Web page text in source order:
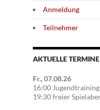
Anmeldung
Teilnehmer
AKTUELLE TERMINE
Fr., 07.08.26
16:00 Jugendtraining
19:30 freier